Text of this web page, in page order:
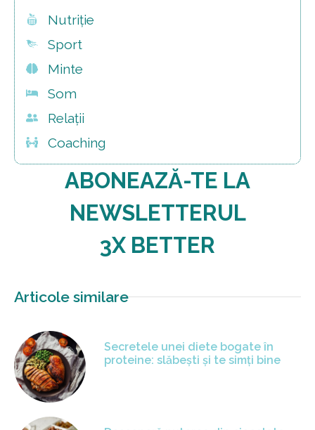
Nutriție
Sport
Minte
Som
Relații
Coaching
ABONEAZĂ-TE LA
NEWSLETTERUL
3X BETTER
Articole similare
Secretele unei diete bogate în
proteine: slăbești și te simți bine